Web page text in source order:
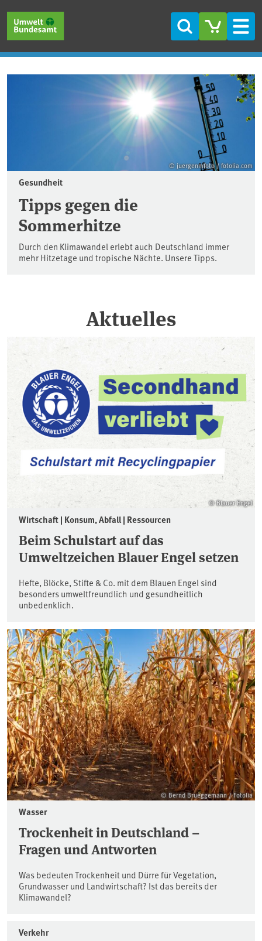
Suche
Startseite
Aktuelles
© juergenmfoto / fotolia.com
Gesundheit
Tipps gegen die
Sommerhitze
Durch den Klimawandel erlebt auch Deutschland immer
mehr Hitzetage und tropische Nächte. Unsere Tipps.
© Blauer Engel
Wirtschaft | Konsum, Abfall | Ressourcen
Beim Schulstart auf das
Umweltzeichen Blauer Engel setzen
Hefte, Blöcke, Stifte & Co. mit dem Blauen Engel sind
besonders umweltfreundlich und gesundheitlich
unbedenklich.
© Bernd Brueggemann / Fotolia
Wasser
Trockenheit in Deutschland –
Fragen und Antworten
Was bedeuten Trockenheit und Dürre für Vegetation,
Grundwasser und Landwirtschaft? Ist das bereits der
Klimawandel?
Verkehr